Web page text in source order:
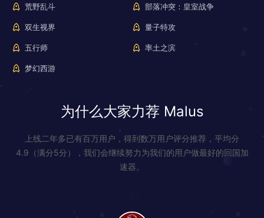
荒野乱斗 部落冲突：皇室战争
双生视界 量子特攻
五行师 率土之滨
梦幻西游
为什么大家力荐 Malus
上线二年多已有百万用户，得到数万用户评分推荐，平均分
4.9（满分5分），我们会继续努力为我们的用户做最好的回国加
速器。